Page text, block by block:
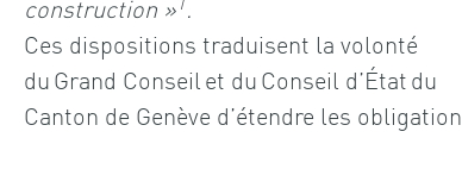
construction » .
Ces dispositions traduisent la volonté
du Grand Conseil et du Conseil d’État du
Canton de Genève d’étendre les obligation…